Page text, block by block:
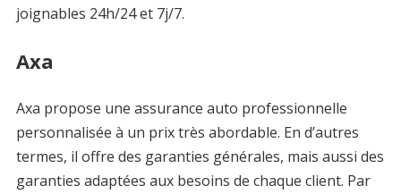
joignables 24h/24 et 7j/7.
Axa
Axa propose une assurance auto professionnelle
personnalisée à un prix très abordable. En d’autres
termes, il offre des garanties générales, mais aussi des
garanties adaptées aux besoins de chaque client. Par